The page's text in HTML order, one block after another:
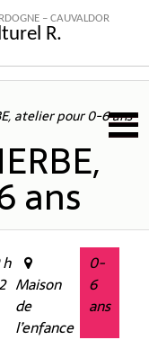
– CAUVALDOR
R.
atelier pour 0-6 ans
ans
Maison
de
l’enfance
0-
6
ans